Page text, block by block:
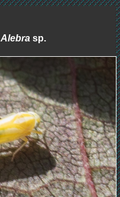
Alebrasp.